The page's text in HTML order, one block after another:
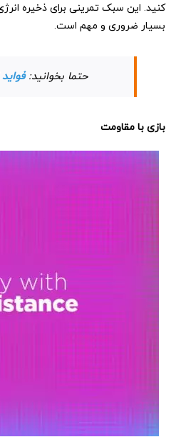
کنید. این سبک تمرینی برای ذخیره
بسیار ضروری و مهم است.
حتما بخوانید:
بازی با مقاومت